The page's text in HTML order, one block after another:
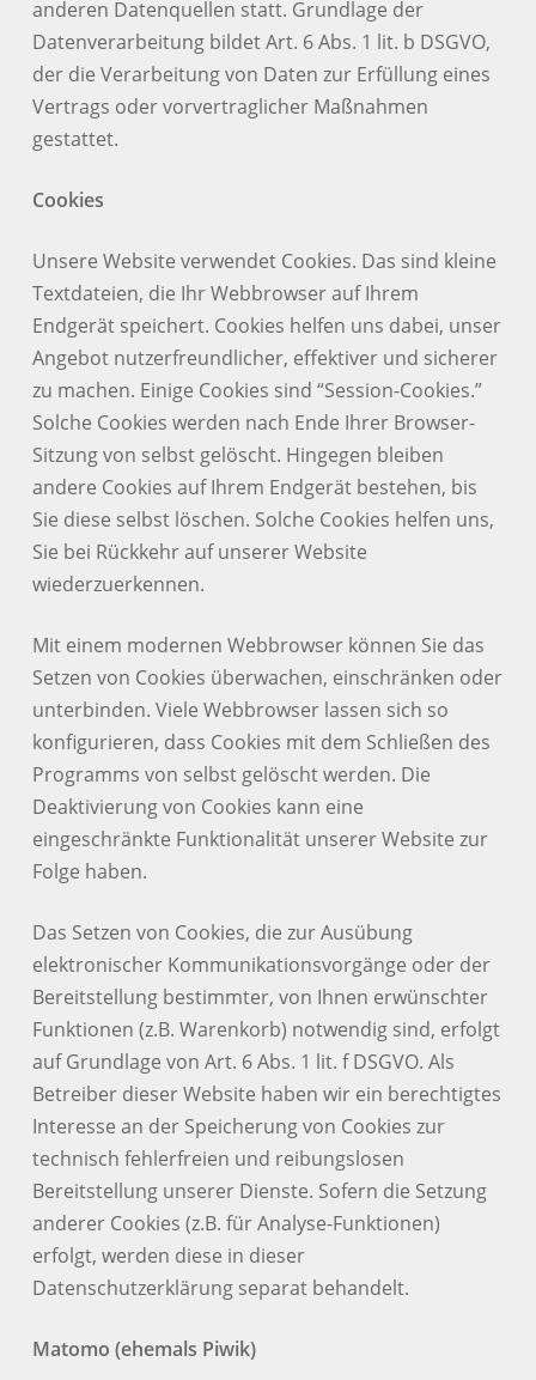
anderen Datenquellen statt. Grundlage der
Datenverarbeitung bildet Art. 6 Abs. 1 lit. b DSGVO,
der die Verarbeitung von Daten zur Erfüllung eines
Vertrags oder vorvertraglicher Maßnahmen
gestattet.
Cookies
Unsere Website verwendet Cookies. Das sind kleine
Textdateien, die Ihr Webbrowser auf Ihrem
Endgerät speichert. Cookies helfen uns dabei, unser
Angebot nutzerfreundlicher, effektiver und sicherer
zu machen. Einige Cookies sind “Session-Cookies.”
Solche Cookies werden nach Ende Ihrer Browser-
Sitzung von selbst gelöscht. Hingegen bleiben
andere Cookies auf Ihrem Endgerät bestehen, bis
Sie diese selbst löschen. Solche Cookies helfen uns,
Sie bei Rückkehr auf unserer Website
wiederzuerkennen.
Mit einem modernen Webbrowser können Sie das
Setzen von Cookies überwachen, einschränken oder
unterbinden. Viele Webbrowser lassen sich so
konfigurieren, dass Cookies mit dem Schließen des
Programms von selbst gelöscht werden. Die
Deaktivierung von Cookies kann eine
eingeschränkte Funktionalität unserer Website zur
Folge haben.
Das Setzen von Cookies, die zur Ausübung
elektronischer Kommunikationsvorgänge oder der
Bereitstellung bestimmter, von Ihnen erwünschter
Funktionen (z.B. Warenkorb) notwendig sind, erfolgt
auf Grundlage von Art. 6 Abs. 1 lit. f DSGVO. Als
Betreiber dieser Website haben wir ein berechtigtes
Interesse an der Speicherung von Cookies zur
technisch fehlerfreien und reibungslosen
Bereitstellung unserer Dienste. Sofern die Setzung
anderer Cookies (z.B. für Analyse-Funktionen)
erfolgt, werden diese in dieser
Datenschutzerklärung separat behandelt.
Matomo (ehemals Piwik)